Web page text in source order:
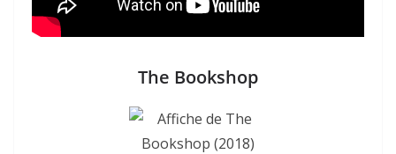
The Bookshop